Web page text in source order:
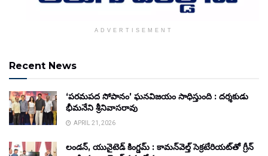
ADVERTISEMENT
Recent News
‘పరమపద సోపానం’ ఘనవిజయం సాధిస్తుంది : దర్శకుడు
భీమనేని శ్రీనివాసరావు
APRIL 21, 2026
లండన్, యునైటెడ్ కింగ్డమ్ : కామన్‌వెల్త్ సెక్రటేరియట్‌తో గ్రీన్